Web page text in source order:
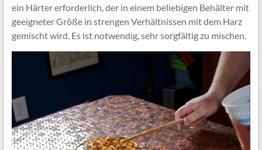
ein Härter erforderlich, der in einem beliebigen Behälter mit
geeigneter Größe in strengen Verhältnissen mit dem Harz
gemischt wird. Es ist notwendig, sehr sorgfältig zu mischen.